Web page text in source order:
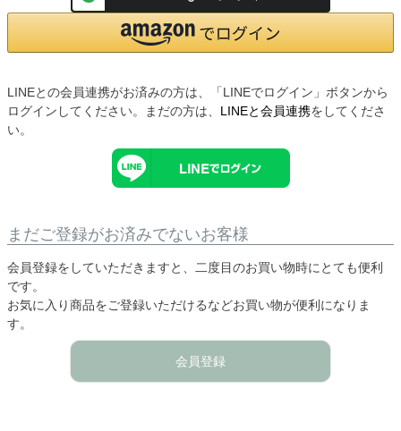
LINEとの会員連携がお済みの方は、「LINEでログイン」ボタンから
ログインしてください。まだの方は、 LINEと会員連携をしてくださ
い。
まだご登録がお済みでないお客様
会員登録をしていただきますと、二度目のお買い物時にとても便利
です。
お気に入り商品をご登録いただけるなどお買い物が便利になりま
す。
会員登録